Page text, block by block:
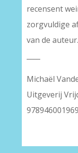
recensent
zorgvuldige
van de auteur.
Michaël
Uitgeverij